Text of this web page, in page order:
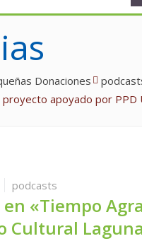
Donaciones
proyecto apoyado por PPD
podcasts
«Tiempo
Cultural